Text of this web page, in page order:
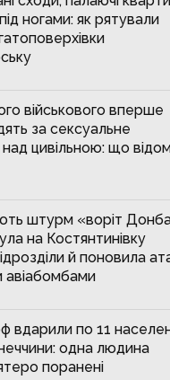
ногами: як рятували
військового вперше
за сексуальне
цивільною: що
штурм «воріт
на Костянтинівку
й поновила
авіабомбами
вдарили по 11
одна людина
поранені